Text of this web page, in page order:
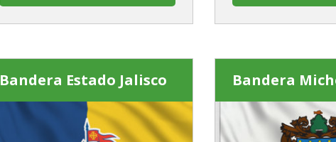
Bandera Estado Jalisco Bandera